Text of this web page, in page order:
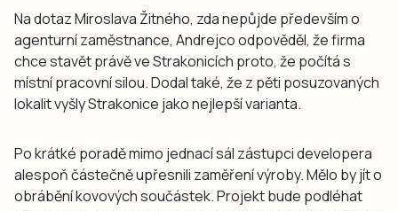
Na dotaz Miroslava Žitného, zda nepůjde především o
agenturní zaměstnance, Andrejco odpověděl, že firma
chce stavět právě ve Strakonicích proto, že počítá s
místní pracovní silou. Dodal také, že z pěti posuzovaných
lokalit vyšly Strakonice jako nejlepší varianta.
Po krátké poradě mimo jednací sál zástupci developera
alespoň částečně upřesnili zaměření výroby. Mělo by jít o
obrábění kovových součástek. Projekt bude podléhat